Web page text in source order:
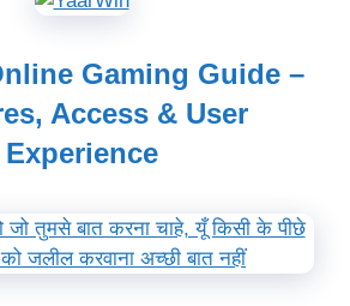
Gaming Guide –
Access & User
Experience